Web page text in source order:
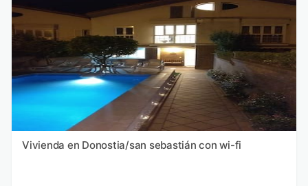
Vivienda en Donostia/san sebastián con wi-fi